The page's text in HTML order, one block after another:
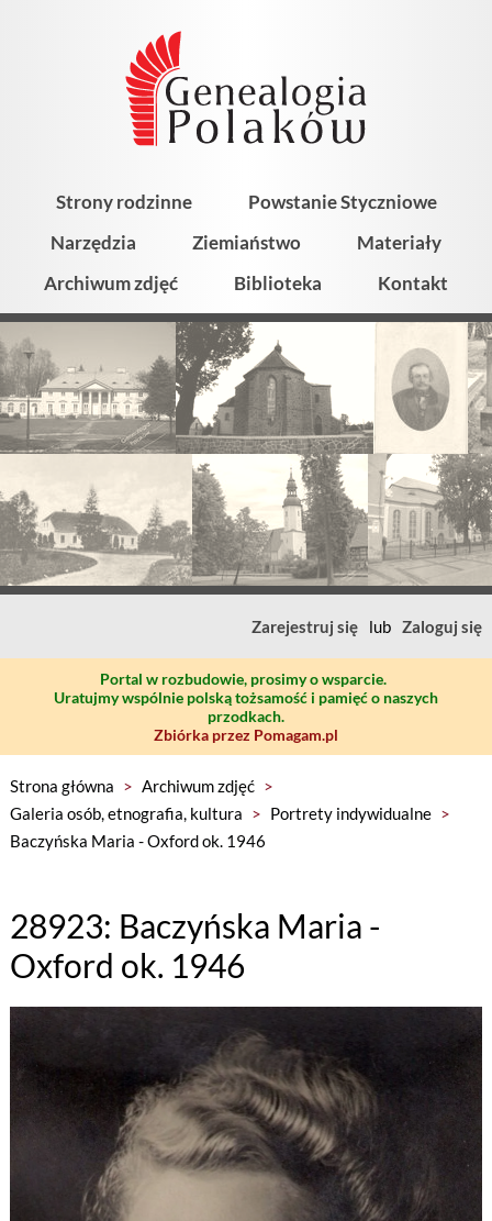
Strony rodzinne
Powstanie Styczniowe
Narzędzia
Ziemiaństwo
Materiały
Archiwum zdjęć
Biblioteka Kontakt
Zarejestruj się lub Zaloguj się
Portal w rozbudowie, prosimy o wsparcie.
Uratujmy wspólnie polską tożsamość i pamięć o naszych
przodkach.
Zbiórka przez Pomagam.pl
Strona główna > Archiwum zdjęć >
Galeria osób, etnografia, kultura > Portrety indywidualne >
Baczyńska Maria - Oxford ok. 1946
28923: Baczyńska Maria -
Oxford ok. 1946